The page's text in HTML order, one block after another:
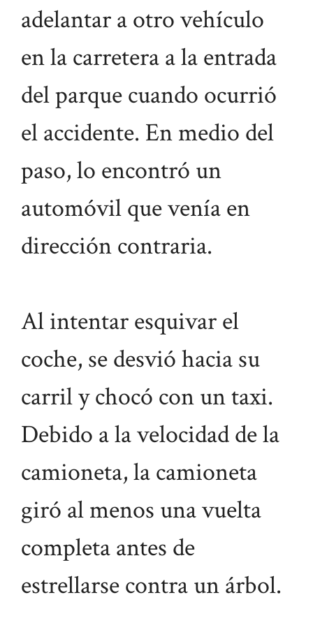
adelantar a otro vehículo
en la carretera a la entrada
del parque cuando ocurrió
el accidente. En medio del
paso, lo encontró un
automóvil que venía en
dirección contraria.
Al intentar esquivar el
coche, se desvió hacia su
carril y chocó con un taxi.
Debido a la velocidad de la
camioneta, la camioneta
giró al menos una vuelta
completa antes de
estrellarse contra un árbol.